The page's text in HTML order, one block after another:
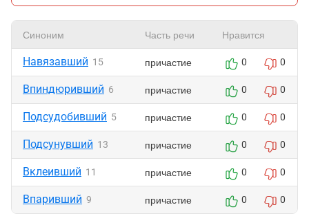
Синоним Часть речи Нравится
Навязавший 15 причастие 0 0
Впиндюривший 6 причастие 0 0
Подсудобивший 5 причастие 0 0
Подсунувший 13 причастие 0 0
Вклеивший 11 причастие 0 0
Впаривший 9 причастие 0 0